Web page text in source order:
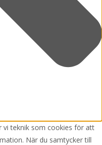
vi teknik som cookies för att
När du samtycker till